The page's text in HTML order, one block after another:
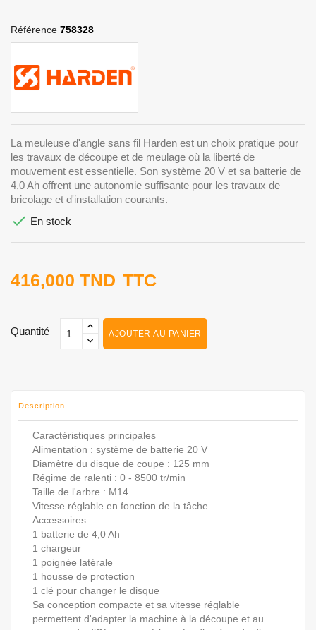
Référence 758328
La meuleuse d'angle sans fil Harden est un choix pratique pour
les travaux de découpe et de meulage où la liberté de
mouvement est essentielle. Son système 20 V et sa batterie de
4,0 Ah offrent une autonomie suffisante pour les travaux de
bricolage et d'installation courants.
 En stock
416,000 TND TTC
Quantité AJOUTER AU PANIER
Description
Caractéristiques principales
Alimentation : système de batterie 20 V
Diamètre du disque de coupe : 125 mm
Régime de ralenti : 0 - 8500 tr/min
Taille de l'arbre : M14
Vitesse réglable en fonction de la tâche
Accessoires
1 batterie de 4,0 Ah
1 chargeur
1 poignée latérale
1 housse de protection
1 clé pour changer le disque
Sa conception compacte et sa vitesse réglable
permettent d'adapter la machine à la découpe et au